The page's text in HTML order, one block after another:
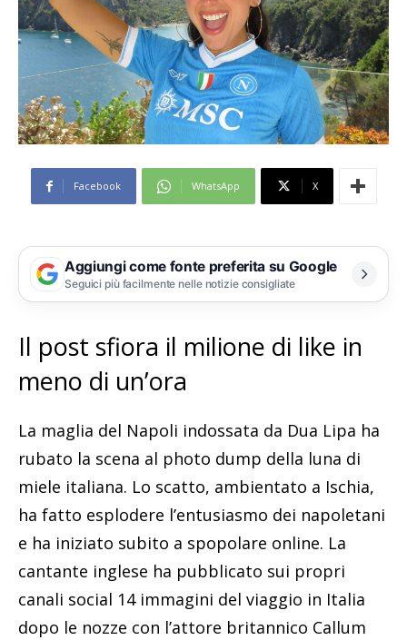
Facebook WhatsApp X
Aggiungi come fonte preferita su Google
Seguici più facilmente nelle notizie consigliate
Il post sfiora il milione di like in
meno di un’ora
La maglia del Napoli indossata da Dua Lipa ha
rubato la scena al photo dump della luna di
miele italiana. Lo scatto, ambientato a Ischia,
ha fatto esplodere l’entusiasmo dei napoletani
e ha iniziato subito a spopolare online. La
cantante inglese ha pubblicato sui propri
canali social 14 immagini del viaggio in Italia
dopo le nozze con l’attore britannico Callum